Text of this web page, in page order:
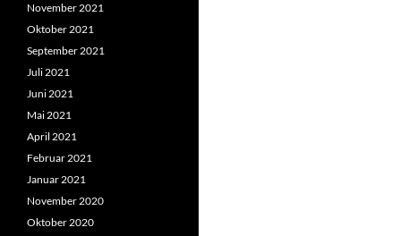
November 2021
Oktober 2021
September 2021
Juli 2021
Juni 2021
Mai 2021
April 2021
Februar 2021
Januar 2021
November 2020
Oktober 2020